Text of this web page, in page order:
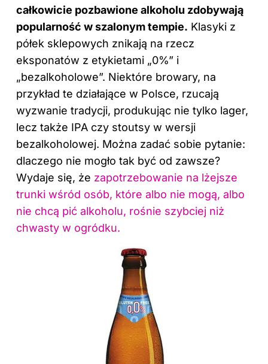
całkowicie pozbawione alkoholu zdobywają
popularność w szalonym tempie. Klasyki z
półek sklepowych znikają na rzecz
eksponatów z etykietami „0%” i
„bezalkoholowe”. Niektóre browary, na
przykład te działające w Polsce, rzucają
wyzwanie tradycji, produkując nie tylko lager,
lecz także IPA czy stoutsy w wersji
bezalkoholowej. Można zadać sobie pytanie:
dlaczego nie mogło tak być od zawsze?
Wydaje się, że zapotrzebowanie na lżejsze
trunki wśród osób, które albo nie mogą, albo
nie chcą pić alkoholu, rośnie szybciej niż
chwasty w ogródku.